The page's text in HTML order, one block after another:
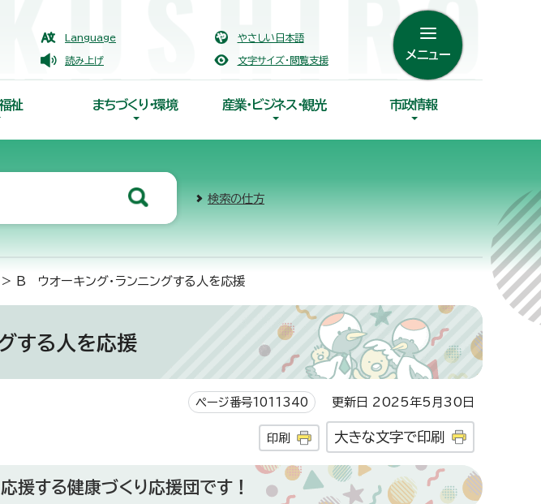
Language やさしい日本語
読み上げ 文字サイズ・閲覧支援 メニュー
祉 まちづくり・環境 産業・ビジネス・観光 市政情報
検索の仕方
> B ウオーキング・ランニングする人を応援
する人を応援
ページ番号1011340 更新日 2025年5月30日
印刷 大きな文字で印刷
援する健康づくり応援団です！